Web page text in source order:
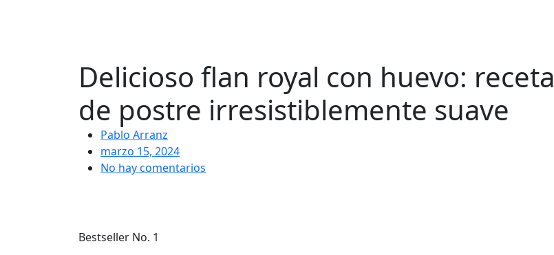
Delicioso flan royal con huevo: receta
de postre irresistiblemente suave
Pablo Arranz
marzo 15, 2024
No hay comentarios
Bestseller No. 1